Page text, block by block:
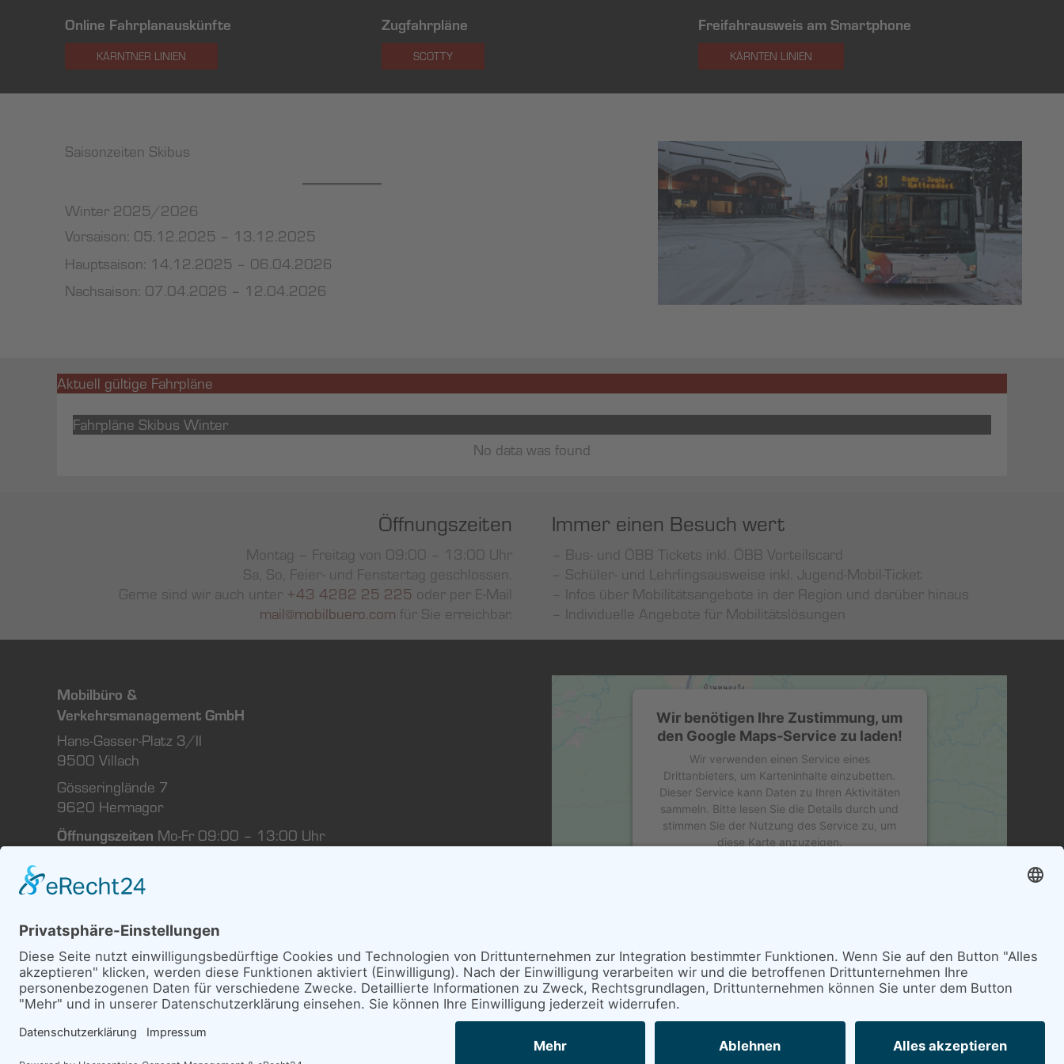
Online Fahrplanauskünfte
KÄRNTNER LINIEN
Zugfahrpläne
SCOTTY
Freifahrausweis am Smartphone
KÄRNTEN LINIEN
Saisonzeiten Skibus
Winter 2025/2026
Vorsaison: 05.12.2025 – 13.12.2025
Hauptsaison: 14.12.2025 – 06.04.2026
Nachsaison: 07.04.2026 – 12.04.2026
Aktuell gültige Fahrpläne
Fahrpläne Skibus Winter
No data was found
Öffnungszeiten
Montag – Freitag von 09:00 – 13:00 Uhr
Sa, So, Feier- und Fenstertag geschlossen.
Gerne sind wir auch unter +43 4282 25 225 oder per E-Mail
mail@mobilbuero.com für Sie erreichbar.
Immer einen Besuch wert
– Bus- und ÖBB Tickets inkl. ÖBB Vorteilscard
– Schüler- und Lehrlingsausweise inkl. Jugend-Mobil-Ticket
– Infos über Mobilitätsangebote in der Region und darüber hinaus
– Individuelle Angebote für Mobilitätslösungen
Mobilbüro &
Verkehrsmanagement GmbH
Hans-Gasser-Platz 3/II
9500 Villach
Gösseringlände 7
9620 Hermagor
Öffnungszeiten Mo-Fr 09:00 – 13:00 Uhr
Wir benötigen Ihre Zustimmung, um
den Google Maps-Service zu laden!
Wir verwenden einen Service eines
Drittanbieters, um Karteninhalte einzubetten.
Dieser Service kann Daten zu Ihren Aktivitäten
sammeln. Bitte lesen Sie die Details durch und
stimmen Sie der Nutzung des Service zu, um
diese Karte anzuzeigen.
Platform & eRecht24
Impressum Datenschutzerklärung Cookie-Einstellungen